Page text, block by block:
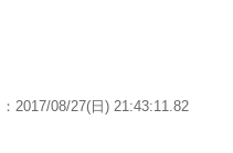
：2017/08/27(日) 21:43:11.82